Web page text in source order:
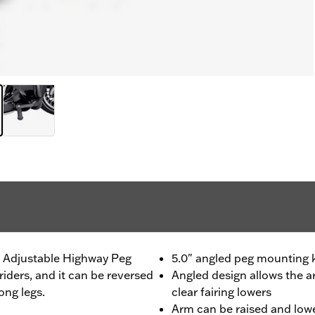
Highway Peg
and it can be reversed
legs.
5.0" angled peg mounting
Angled design allows the
clear fairing lowers
Arm can be raised and